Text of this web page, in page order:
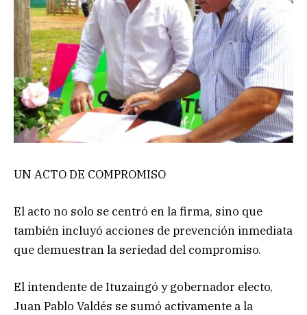
UN ACTO DE COMPROMISO
El acto no solo se centró en la firma, sino que
también incluyó acciones de prevención inmediata
que demuestran la seriedad del compromiso.
El intendente de Ituzaingó y gobernador electo,
Juan Pablo Valdés se sumó activamente a la